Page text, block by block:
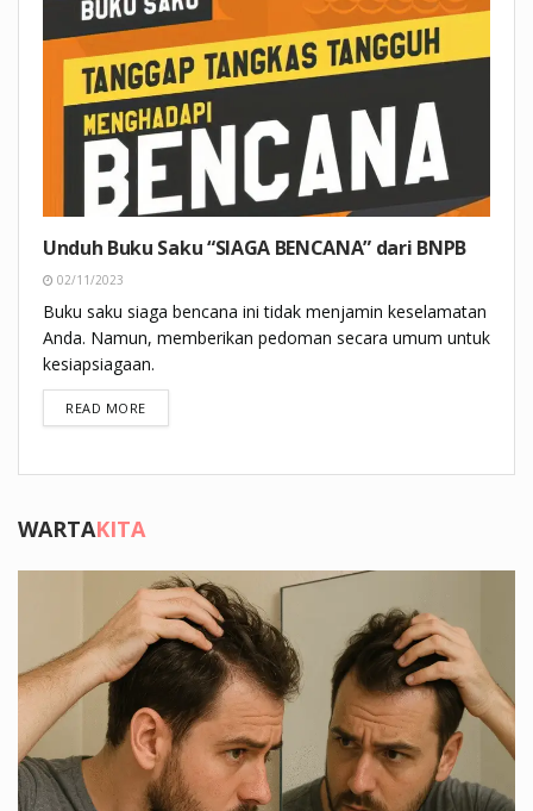
Unduh Buku Saku “SIAGA BENCANA” dari BNPB
02/11/2023
Buku saku siaga bencana ini tidak menjamin keselamatan
Anda. Namun, memberikan pedoman secara umum untuk
kesiapsiagaan.
READ MOREDETAILS
WARTAKITA